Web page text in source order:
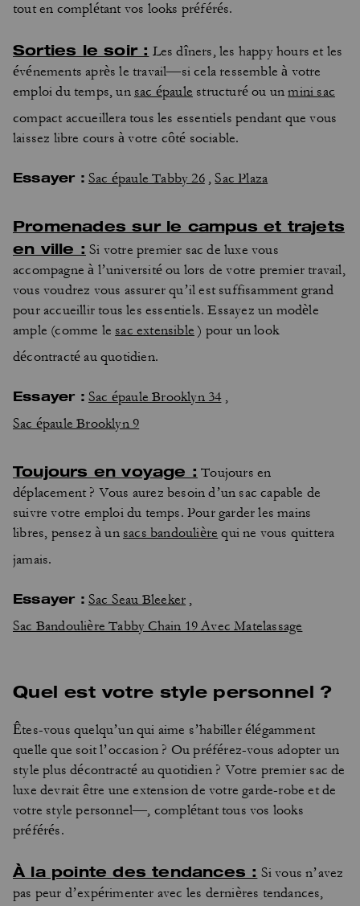
tout en complétant vos looks préférés.
Sorties le soir : Les dîners, les happy hours et les
événements après le travail—si cela ressemble à votre
emploi du temps, un sac épaule structuré ou unmini sac
compact accueillera tous les essentiels pendant que vous
laissez libre cours à votre côté sociable.
Essayer : Sac épaule Tabby 26,Sac Plaza
Promenades sur le campus et trajets
en ville : Si votre premier sac de luxe vous
accompagne à l’université ou lors de votre premier travail,
vous voudrez vous assurer qu’il est suffisamment grand
pour accueillir tous les essentiels. Essayez un modèle
ample (comme le sac extensible ) pour un look
décontracté au quotidien.
Essayer : Sac épaule Brooklyn 34,
Sac épaule Brooklyn 9
Toujours en voyage : Toujours en
déplacement ? Vous aurez besoin d’un sac capable de
suivre votre emploi du temps. Pour garder les mains
libres, pensez à un sacs bandoulière qui ne vous quittera
jamais.
Essayer : Sac Seau Bleeker ,
Sac Bandoulière Tabby Chain 19 Avec Matelassage
Quel est votre style personnel ?
Êtes-vous quelqu’un qui aime s’habiller élégamment
quelle que soit l’occasion ? Ou préférez-vous adopter un
style plus décontracté au quotidien ? Votre premier sac de
luxe devrait être une extension de votre garde-robe et de
votre style personnel—, complétant tous vos looks
préférés.
À la pointe des tendances : Si vous n’avez
pas peur d’expérimenter avec les dernières tendances,